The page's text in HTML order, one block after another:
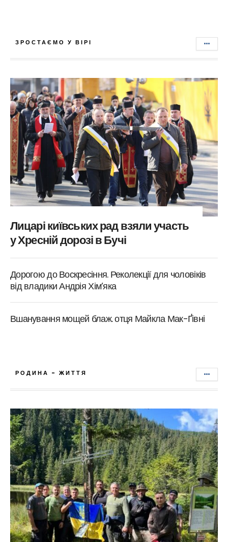
ЗРОСТАЄМО У ВІРІ
Лицарі київських рад взяли участь
у Хресній дорозі в Бучі
Дорогою до Воскресіння. Реколекції для чоловіків
від владики Андрія Хім’яка
Вшанування мощей блаж. отця Майкла Мак-Ґівні
РОДИНА - ЖИТТЯ